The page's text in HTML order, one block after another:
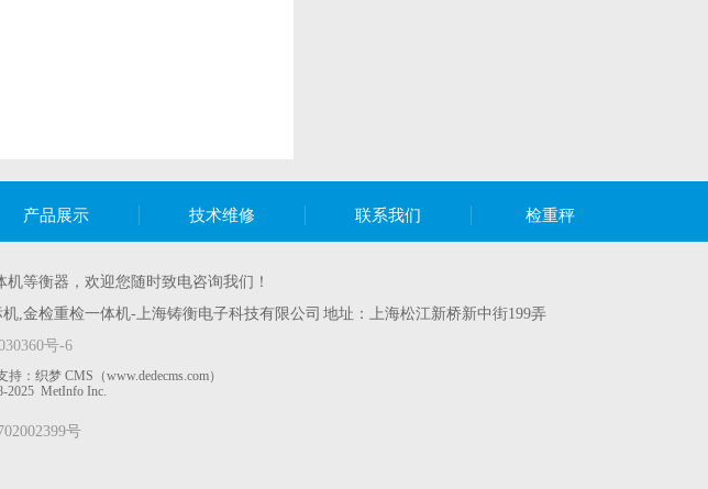
产品展示 技术维修 联系我们 检重秤
机等衡器，欢迎您随时致电咨询我们！
,金检重检一体机-上海铸衡电子科技有限公司 地址：上海松江新桥新中街199弄
号-6
：织梦 CMS（www.dedecms.com）
2025 MetInfo Inc.
号